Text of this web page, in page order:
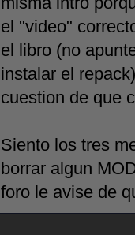
el "video"
el libro (no
instalar el
cuestion de que
Siento los tres
borrar algun
foro le avise de